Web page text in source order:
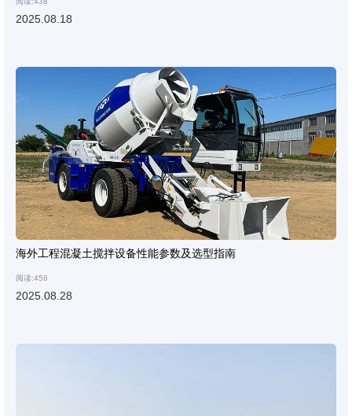
2025.08.18
海外工程混凝土搅拌设备性能参数及选型指南
阅读:456
2025.08.28